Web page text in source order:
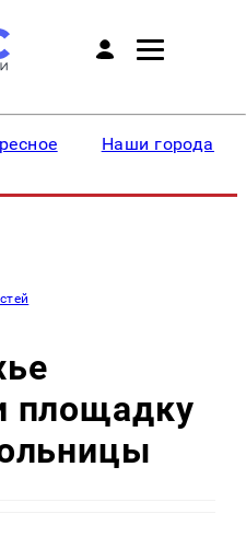
Наши города
площадку